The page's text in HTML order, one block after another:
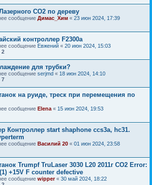
СО2 по дереву
сообщение Димас_Хим « 23 июн 2024, 17:39
контроллер F2300a
сообщение Евжений « 20 июн 2024, 15:03
2
для трубки?
сообщение serjmd « 18 июн 2024, 14:10
7
на руиде, треск при перемещения по
сообщение Elena « 15 июн 2024, 19:53
Контроллер start shaphone ccs3a, hc31.
сообщение Василий 20 « 01 июн 2024, 23:58
Trumpf TruLaser 3030 L20 2011г CO2 Error:
+15V F counter defective
сообщение wipper« 30 май 2024, 18:22